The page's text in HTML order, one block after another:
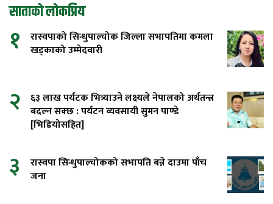
साताको लोकप्रिय
१
रास्वपाको सिन्धुपाल्चोक जिल्ला सभापतिमा कमला
खड्काको उम्मेदवारी
२
६३ लाख पर्यटक भित्र्याउने लक्ष्यले नेपालको अर्थतन्त्र
बदल्न सक्छ : पर्यटन व्यवसायी सुमन पाण्डे
[भिडियोसहित]
३
रास्वपा सिन्धुपाल्चोकको सभापति बन्ने दाउमा पाँच
जना